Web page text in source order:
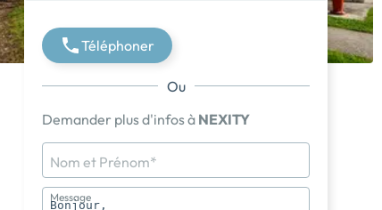
Téléphoner
Ou
Demander plus d'infos à NEXITY
Nom et Prénom*
Message